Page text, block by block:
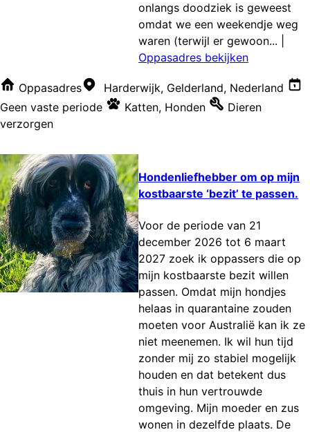
onlangs doodziek is geweest
omdat we een weekendje weg
waren (terwijl er gewoon...
Oppasadres bekijken
Oppasadres
Harderwijk, Gelderland, Nederland
Geen vaste periode
Katten, Honden
Dieren
verzorgen
Hondenliefhebber om op mijn
kostbaarste ‘bezit’ te passen.
Voor de periode van 21
december 2026 tot 6 maart
2027 zoek ik oppassers die op
mijn kostbaarste bezit willen
passen. Omdat mijn hondjes
helaas in quarantaine zouden
moeten voor Australië kan ik ze
niet meenemen. Ik wil hun tijd
zonder mij zo stabiel mogelijk
houden en dat betekent dus
thuis in hun vertrouwde
omgeving. Mijn moeder en zus
wonen in dezelfde plaats. De